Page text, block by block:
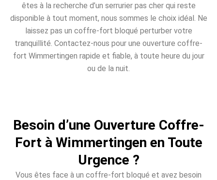
êtes à la recherche d’un serrurier pas cher qui reste
disponible à tout moment, nous sommes le choix idéal. Ne
laissez pas un coffre-fort bloqué perturber votre
tranquillité. Contactez-nous pour une ouverture coffre-
fort Wimmertingen rapide et fiable, à toute heure du jour
ou de la nuit.
Besoin d’une Ouverture Coffre-
Fort à Wimmertingen en Toute
Urgence ?
Vous êtes face à un coffre-fort bloqué et avez besoin